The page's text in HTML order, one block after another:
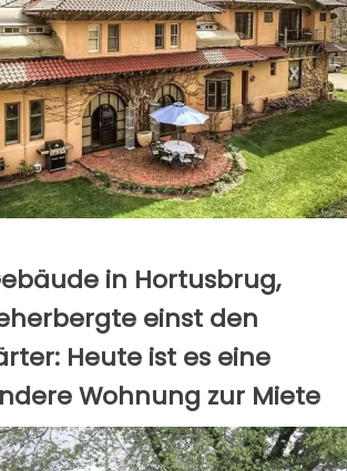
in Hortusbrug,
einst den
Heute ist es eine
Wohnung zur Miete